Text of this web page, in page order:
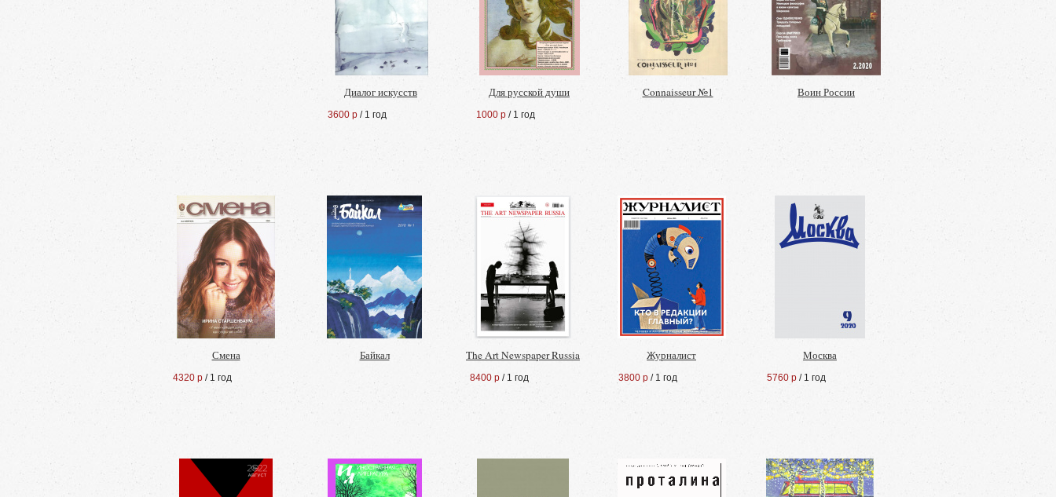
Диалог искусств
3600 р / 1 год
Для русской души
1000 р / 1 год
Connaisseur №1 Воин России
Смена
4320 р / 1 год
Байкал The Art Newspaper Russia
8400 р / 1 год
Журналист
3800 р / 1 год
Москва
5760 р / 1 год